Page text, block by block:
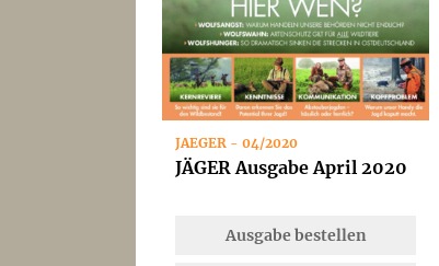
JAEGER - 04/2020
JÄGER Ausgabe April 2020
Ausgabe bestellen